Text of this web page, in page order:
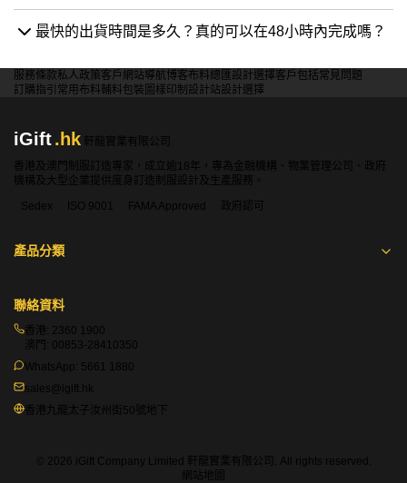
最快的出貨時間是多久？真的可以在48小時內完成嗎？
服務條款私人政策客戶 網站導航博客布料總匯設計選擇客戶包括常見問題
訂購指引 常用布料輔料包裝 圖樣印制 設計站設計選擇
iGift.hk
軒龍實業有限公司
香港及澳門制服訂造專家，成立逾18年，專為金融機構、物業管理公司、政府
機構及大型企業提供度身訂造制服設計及生產服務。
Sedex
ISO 9001 FAMA Approved 政府認可
產品分類
聯絡資料
香港: 2360 1900
澳門: 00853-28410350
WhatsApp: 5661 1880
sales@igift.hk
香港九龍太子汝州街50號地下
© 2026 iGift Company Limited 軒龍實業有限公司. All rights reserved.
網站地圖